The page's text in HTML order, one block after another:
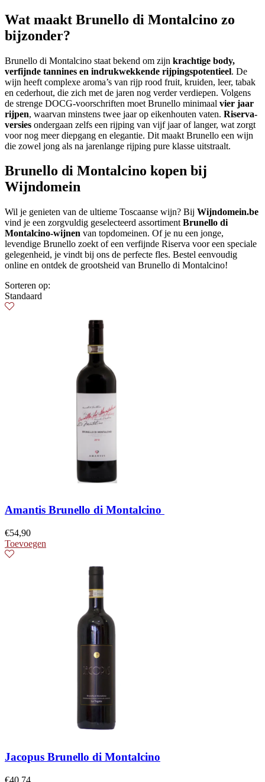
Wat maakt Brunello di Montalcino zo
bijzonder?
Brunello di Montalcino staat bekend om zijn krachtige body,
verfijnde tannines en indrukwekkende rijpingspotentieel. De
wijn heeft complexe aroma’s van rijp rood fruit, kruiden, leer, tabak
en cederhout, die zich met de jaren nog verder verdiepen. Volgens
de strenge DOCG-voorschriften moet Brunello minimaal vier jaar
rijpen, waarvan minstens twee jaar op eikenhouten vaten. Riserva-
versies ondergaan zelfs een rijping van vijf jaar of langer, wat zorgt
voor nog meer diepgang en elegantie. Dit maakt Brunello een wijn
die zowel jong als na jarenlange rijping pure klasse uitstraalt.
Brunello di Montalcino kopen bij
Wijndomein
Wil je genieten van de ultieme Toscaanse wijn? Bij Wijndomein.be
vind je een zorgvuldig geselecteerd assortiment Brunello di
Montalcino-wijnen van topdomeinen. Of je nu een jonge,
levendige Brunello zoekt of een verfijnde Riserva voor een speciale
gelegenheid, je vindt bij ons de perfecte fles. Bestel eenvoudig
online en ontdek de grootsheid van Brunello di Montalcino!
Sorteren op:
Standaard
Amantis Brunello di Montalcino
€54,90
Toevoegen
Jacopus Brunello di Montalcino